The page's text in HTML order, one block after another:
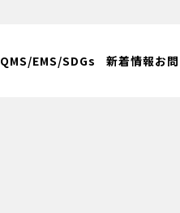
QMS/EMS/SDGs 新着情報お